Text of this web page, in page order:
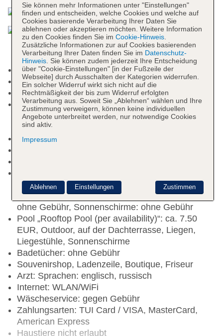
Nichtraucherhotel, Raucherbereich
Check-in Zeit ab 15:00 Uhr
Check-out Zeit bis 12:00 Uhr
Rezeption: Sprachen: englisch, russisch,
Geldwechsel möglich, Hotelsafe: gegen Gebühr,
Barzahlung
Lift
wetterabhängig, ohne Gebühr, Outdoor,
Süßwasser, integrierter Kinder/Babypool, Liegen:
ohne Gebühr, Sonnenschirme: ohne Gebühr
Pool „Rooftop Pool (per availability)“: ca. 7.50
EUR, Outdoor, auf der Dachterrasse, Liegen,
Liegestühle, Sonnenschirme
Badetücher: ohne Gebühr
Souvenirshop, Ladenzeile, Boutique, Friseur
Arzt: Sprachen: englisch, russisch
Internet: WLAN/WiFi
Wäscheservice: gegen Gebühr
Zahlungsarten: TUI Card / VISA, MasterCard,
American Express
Haustiere nicht erlaubt
Sie können mehr Informationen unter "Einstellungen"
finden und entscheiden, welche Cookies und welche auf
Cookies basierende Verarbeitung Ihrer Daten Sie
ablehnen oder akzeptieren möchten. Weitere Information
zu den Cookies finden Sie im Cookie-Hinweis.
Zusätzliche Informationen zur auf Cookies basierenden
Verarbeitung Ihrer Daten finden Sie im Datenschutz-
Hinweis. Sie können zudem jederzeit Ihre Entscheidung
über "Cookie-Einstellungen" [in der Fußzeile der
Webseite] durch Ausschalten der Kategorien widerrufen.
Ein solcher Widerruf wirkt sich nicht auf die
Rechtmäßigkeit der bis zum Widerruf erfolgten
Verarbeitung aus. Soweit Sie „Ablehnen“ wählen und Ihre
Zustimmung verweigern, können keine individuellen
Angebote unterbreitet werden, nur notwendige Cookies
sind aktiv.
Impressum
Zustimmen
Ablehnen Einstellungen